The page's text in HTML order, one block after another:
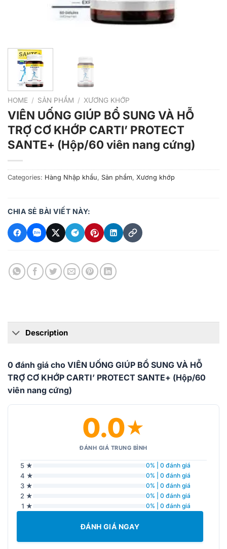
HOME / SẢN PHẨM / XƯƠNG KHỚP
VIÊN UỐNG GIÚP BỔ SUNG VÀ HỖ
TRỢ CƠ KHỚP CARTI’ PROTECT
SANTE+ (Hộp/60 viên nang cứng)
Categories: Hàng Nhập khẩu, Sản phẩm, Xương khớp
CHIA SẺ BÀI VIẾT NÀY:
Description
0 đánh giá cho VIÊN UỐNG GIÚP BỔ SUNG VÀ HỖ
TRỢ CƠ KHỚP CARTI’ PROTECT SANTE+ (Hộp/60
viên nang cứng)
0.0★
ĐÁNH GIÁ TRUNG BÌNH
5 ★ 0% | 0 đánh giá
4 ★ 0% | 0 đánh giá
3 ★ 0% | 0 đánh giá
2 ★ 0% | 0 đánh giá
1 ★ 0% | 0 đánh giá
ĐÁNH GIÁ NGAY